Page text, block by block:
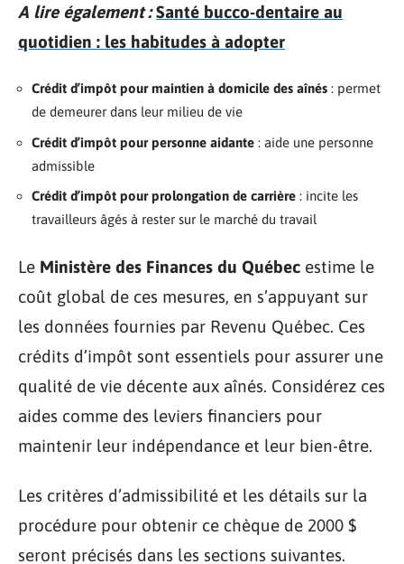
A lire également : Santé bucco-dentaire au
quotidien : les habitudes à adopter
Crédit d’impôt pour maintien à domicile des aînés : permet
de demeurer dans leur milieu de vie
Crédit d’impôt pour personne aidante : aide une personne
admissible
Crédit d’impôt pour prolongation de carrière : incite les
travailleurs âgés à rester sur le marché du travail
Le Ministère des Finances du Québec estime le
coût global de ces mesures, en s’appuyant sur
les données fournies par Revenu Québec. Ces
crédits d’impôt sont essentiels pour assurer une
qualité de vie décente aux aînés. Considérez ces
aides comme des leviers financiers pour
maintenir leur indépendance et leur bien-être.
Les critères d’admissibilité et les détails sur la
procédure pour obtenir ce chèque de 2000 $
seront précisés dans les sections suivantes.